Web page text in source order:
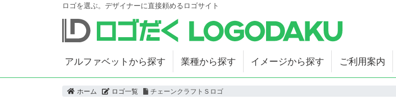
ロゴを選ぶ。デザイナーに直接頼めるロゴサイト
アルファベットから探す 業種から探す イメージから探す ご利用案内
ホーム ロゴ一覧 チェーンクラフトＳロゴ